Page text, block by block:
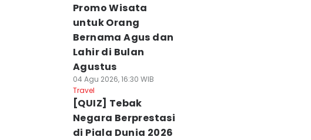
Promo Wisata
untuk Orang
Bernama Agus dan
Lahir di Bulan
Agustus
04 Agu 2026, 16:30 WIB
Travel
[QUIZ] Tebak
Negara Berprestasi
di Piala Dunia 2026